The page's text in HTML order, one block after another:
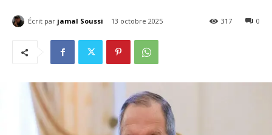
Écrit par jamal Soussi 13 octobre 2025 0
317